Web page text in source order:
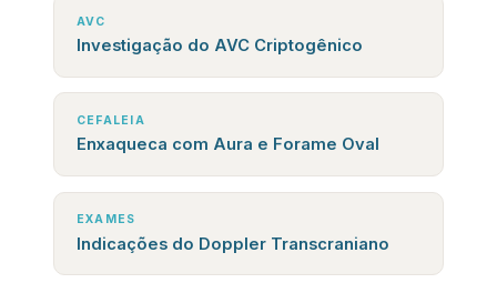
AVC
Investigação do AVC Criptogênico
CEFALEIA
Enxaqueca com Aura e Forame Oval
EXAMES
Indicações do Doppler Transcraniano